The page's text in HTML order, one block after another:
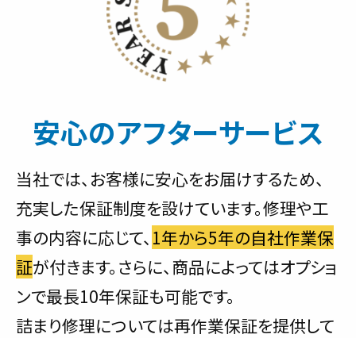
安心のアフターサービス
当社では、お客様に安心をお届けするため、
充実した保証制度を設けています。修理や工
事の内容に応じて、 1年から5年の自社作業保
証が付きます。さらに、商品によってはオプショ
ンで最長10年保証も可能です。
詰まり修理については再作業保証を提供して